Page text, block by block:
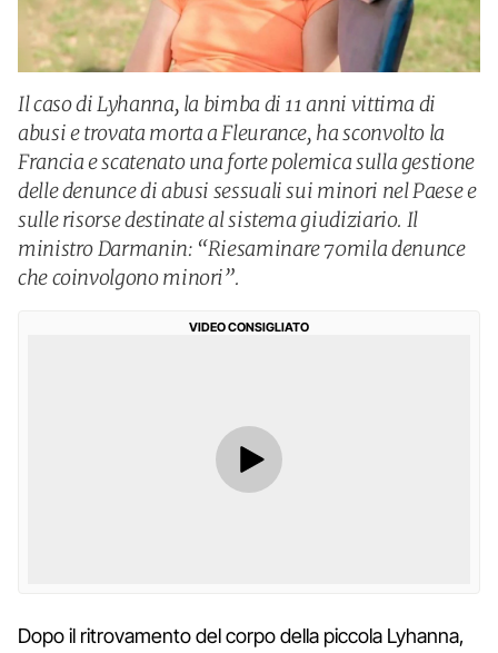
Il caso di Lyhanna, la bimba di 11 anni vittima di
abusi e trovata morta a Fleurance, ha sconvolto la
Francia e scatenato una forte polemica sulla gestione
delle denunce di abusi sessuali sui minori nel Paese e
sulle risorse destinate al sistema giudiziario. Il
ministro Darmanin: “Riesaminare 70mila denunce
che coinvolgono minori”.
VIDEO CONSIGLIATO
Dopo il ritrovamento del corpo della piccola Lyhanna,